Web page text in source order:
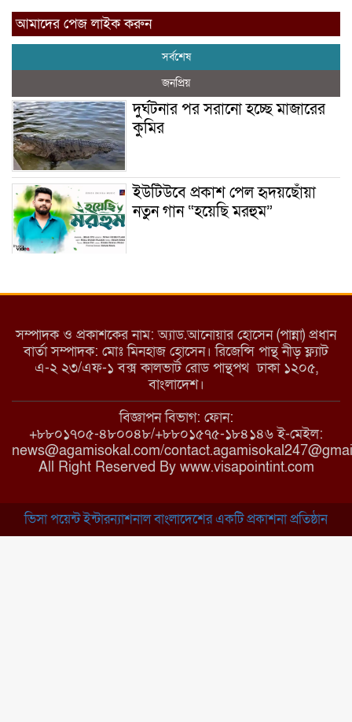
আমাদের পেজ লাইক করুন
সর্বশেষ
জনপ্রিয়
দুর্ঘটনার পর সরানো হচ্ছে মাজারের
কুমির
ইউটিউবে প্রকাশ পেল হৃদয়ছোঁয়া
নতুন গান “হয়েছি মরহুম”
মরণ নেশা
মাধবপুরে কমিউনিটি ক্লিনিকে
অনিয়মের অভিযোগ
রাজবাড়ী: বালিয়াকান্দিতে কিশোরীর
ঝুলন্ত মরদেহ উদ্ধার
সম্পাদক ও প্রকাশকের নাম: অ্যাড.আনোয়ার হোসেন (পান্না) প্রধান
বার্তা সম্পাদক: মোঃ মিনহাজ হোসেন। রিজেন্সি পান্থ নীড় ফ্ল্যাট
এ-২ ২৩/এফ-১ বক্স কালভার্ট রোড পান্থপথ ঢাকা ১২০৫,
বাংলাদেশ।
বিজ্ঞাপন বিভাগ: ফোন:
+৮৮০১৭০৫-৪৮০০৪৮/+৮৮০১৫৭৫-১৮৪১৪৬ ই-মেইল:
news@agamisokal.com/
All Right Reserved By www.visapointint.com
ভিসা পয়েন্ট ইন্টারন্যাশনাল বাংলাদেশের একটি প্রকাশনা প্রতিষ্ঠান